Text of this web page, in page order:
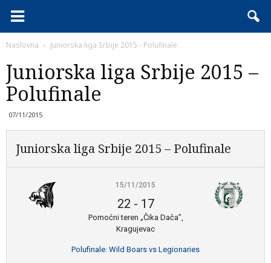
Naslovna Juniorska liga Srbije 2015 - Polufinale
Juniorska liga Srbije 2015 –
Polufinale
07/11/2015
Juniorska liga Srbije 2015 – Polufinale
15/11/2015
22 - 17
Pomoćni teren „Čika Dača”,
Kragujevac
Polufinale: Wild Boars vs Legionaries